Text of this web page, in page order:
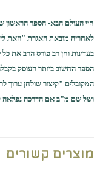
חיי העולם הבא- הספר הראשון
לאחריה מובאת האגרת "וזאת
בעדינות וחן רב פורס הרב את
הספר החשוב ביותר העוסק
המקובלים "קיצור שולחן ערוך
ושל שם מ"ב אם הדרכה נפלאה
מוצרים קשורים